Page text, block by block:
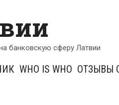
банковскую сферу Латвии
WHO IS WHO ОТЗЫВЫ